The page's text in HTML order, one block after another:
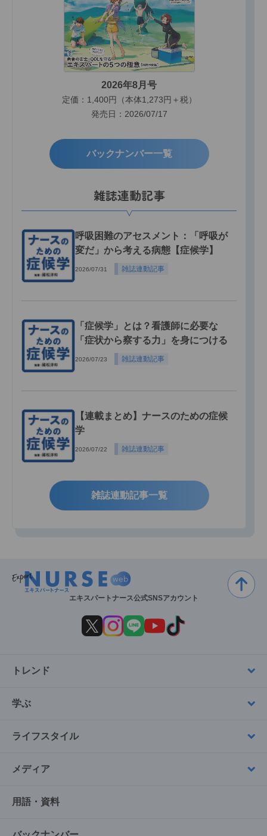
2026年8月号
定価：1,400円（本体1,273円＋税）
発売日：2026/07/17
バックナンバー一覧
雑誌連動記事
呼吸困難のアセスメント：「呼吸が
変だ」から考える病態【症候学】
2026/07/31 雑誌連動記事
「症候学」とは？看護師に必要な
「症状から察する力」を身につける
2026/07/23 雑誌連動記事
【連載まとめ】ナースのための症候
学
2026/07/22 雑誌連動記事
雑誌連動記事一覧
エキスパートナース公式SNSアカウント
トレンド
学ぶ
ライフスタイル
メディア
用語・資料